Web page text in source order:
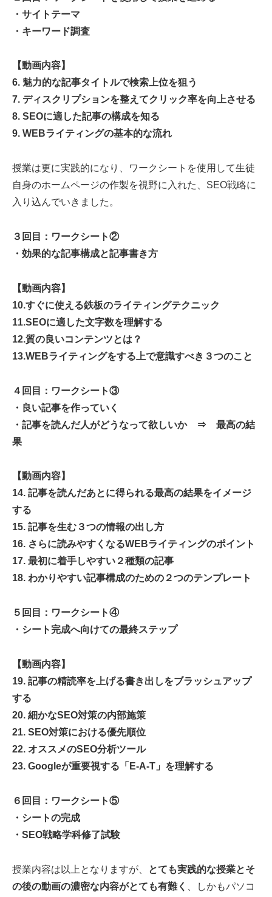
・サイトテーマ
・キーワード調査
【動画内容】
6. 魅力的な記事タイトルで検索上位を狙う
7. ディスクリプションを整えてクリック率を向上させる
8. SEOに適した記事の構成を知る
9. WEBライティングの基本的な流れ
授業は更に実践的になり、ワークシートを使用して生徒
自身のホームページの作製を視野に入れた、SEO戦略に
入り込んでいきました。
３回目：ワークシート②
・効果的な記事構成と記事書き方
【動画内容】
10.すぐに使える鉄板のライティングテクニック
11.SEOに適した文字数を理解する
12.質の良いコンテンツとは？
13.WEBライティングをする上で意識すべき３つのこと
４回目：ワークシート③
・良い記事を作っていく
・記事を読んだ人がどうなって欲しいか ⇒ 最高の結
果
【動画内容】
14. 記事を読んだあとに得られる最高の結果をイメージ
する
15. 記事を生む３つの情報の出し方
16. さらに読みやすくなるWEBライティングのポイント
17. 最初に着手しやすい２種類の記事
18. わかりやすい記事構成のための２つのテンプレート
５回目：ワークシート④
・シート完成へ向けての最終ステップ
【動画内容】
19. 記事の精読率を上げる書き出しをブラッシュアップ
する
20. 細かなSEO対策の内部施策
21. SEO対策における優先順位
22. オススメのSEO分析ツール
23. Googleが重要視する「E-A-T」を理解する
６回目：ワークシート⑤
・シートの完成
・SEO戦略学科修了試験
授業内容は以上となりますが、
とても実践的な授業とそ
の後の動画の濃密な内容がとても有難く
、しかもパソコ